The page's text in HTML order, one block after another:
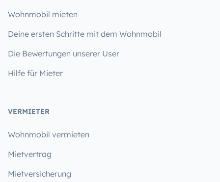
Wohnmobil mieten
Deine ersten Schritte mit dem Wohnmobil
Die Bewertungen unserer User
Hilfe für Mieter
VERMIETER
Wohnmobil vermieten
Mietvertrag
Mietversicherung